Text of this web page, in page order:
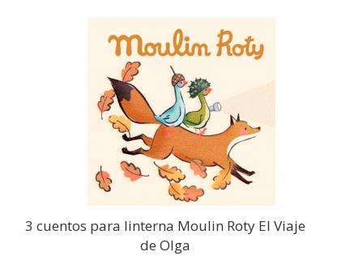
3 cuentos para linterna Moulin Roty El Viaje
de Olga